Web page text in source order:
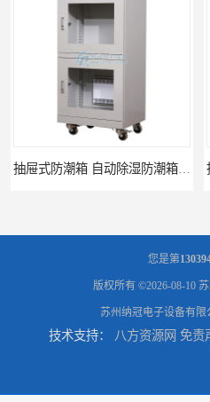
抽屉式防潮箱 自动除湿防潮箱优质定制厂家
电子元器件防潮柜 专用防潮柜 智能防潮柜供应厂家
您是第
版权所有 ©2026-08-10
苏州纳冠电子设备有限
技术支持： 八方资源网 免责